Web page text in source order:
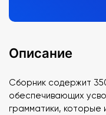
Описание
Сборник содержит
обеспечивающих
грамматики, которые